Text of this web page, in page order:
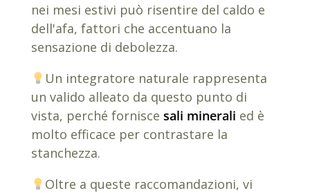
nei mesi estivi può risentire del caldo e
dell'afa, fattori che accentuano la
sensazione di debolezza.
Un integratore naturale rappresenta
un valido alleato da questo punto di
vista, perché fornisce sali minerali ed è
molto efficace per contrastare la
stanchezza.
Oltre a queste raccomandazioni, vi